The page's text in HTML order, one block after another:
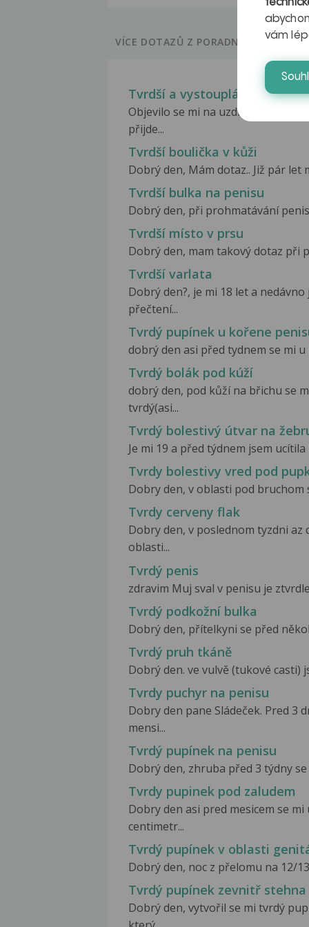
VÍCE DOTAZŮ Z PORADNY
Tvrdší a vystouplá kůže tvaru
Objevilo se mi na uzdičce malé
přijde...
Tvrdší boulička v kůži
Dobrý den, Mám dotaz.. Již pár let
Tvrdší bulka na penisu
Dobrý den, při prohmatávání
Tvrdší místo v prsu
Dobrý den, mam takový dotaz při
Tvrdší varlata
Dobrý den?, je mi 18 let a
přečtení...
Tvrdý pupínek u kořene
dobrý den asi před tydnem se mi
Tvrdý bolák pod kúží
dobrý den, pod kůží na břichu se
tvrdý(asi...
Tvrdý bolestivý útvar na
Je mi 19 a před týdnem jsem
Tvrdy bolestivy vred pod
Dobry den, v oblasti pod bruchom
Tvrdy cerveny flak
Dobry den, v poslednom tyzdni
oblasti...
Tvrdý penis
zdravim Muj sval v penisu je
Tvrdý podkožní bulka
Dobrý den, přítelkyni se před
Tvrdý pruh tkáně
Dobrý den. ve vulvě (tukové casti)
Tvrdy puchyr na penisu
Dobry den pane Sládeček. Pred 3
mensi...
Tvrdý pupínek na penisu
Dobrý den, zhruba před 3 týdny
Tvrdy pupinek pod zaludem
Dobry den asi pred mesicem se
centimetr...
Tvrdý pupínek v oblasti
Dobrý den, noc z přelomu na 12/
Tvrdý pupínek zevnitř stehna
Dobrý den, vytvořil se mi tvrdý
vám